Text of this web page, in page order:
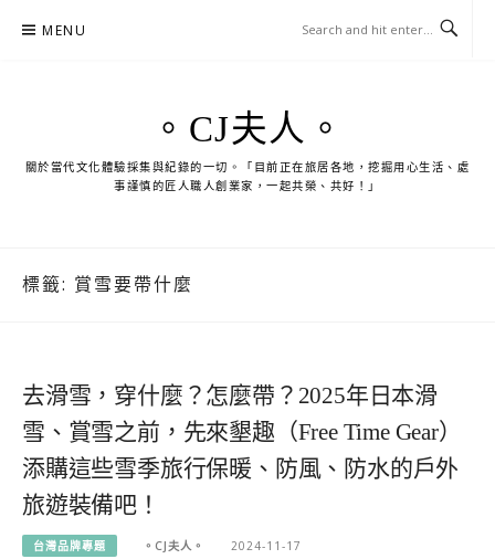
MENU
。CJ夫人。
關於當代文化體驗採集與紀錄的一切。「目前正在旅居各地，挖掘用心生活、處
事謹慎的匠人職人創業家，一起共榮、共好！」
標籤: 賞雪要帶什麼
去滑雪，穿什麼？怎麼帶？2025年日本滑
雪、賞雪之前，先來墾趣（Free Time Gear）
添購這些雪季旅行保暖、防風、防水的戶外
旅遊裝備吧！
台灣品牌專題 。CJ夫人。 2024-11-17